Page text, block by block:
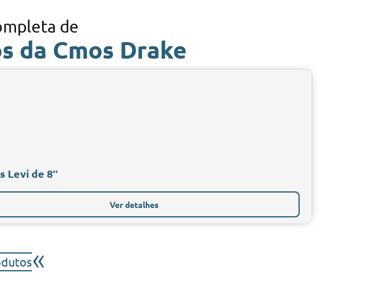
de
da Cmos Drake
Leví de 8″
Ver detalhes
«